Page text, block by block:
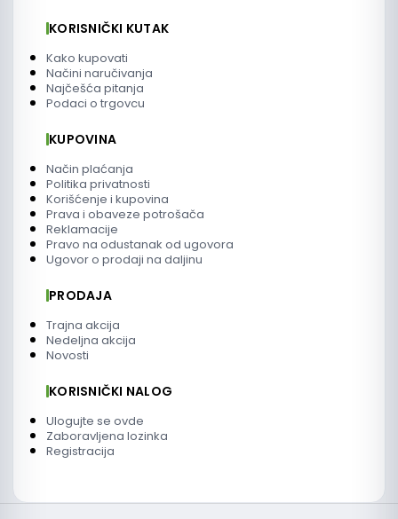
KORISNIČKI KUTAK
Kako kupovati
Načini naručivanja
Najčešća pitanja
Podaci o trgovcu
KUPOVINA
Način plaćanja
Politika privatnosti
Korišćenje i kupovina
Prava i obaveze potrošača
Reklamacije
Pravo na odustanak od ugovora
Ugovor o prodaji na daljinu
PRODAJA
Trajna akcija
Nedeljna akcija
Novosti
KORISNIČKI NALOG
Ulogujte se ovde
Zaboravljena lozinka
Registracija